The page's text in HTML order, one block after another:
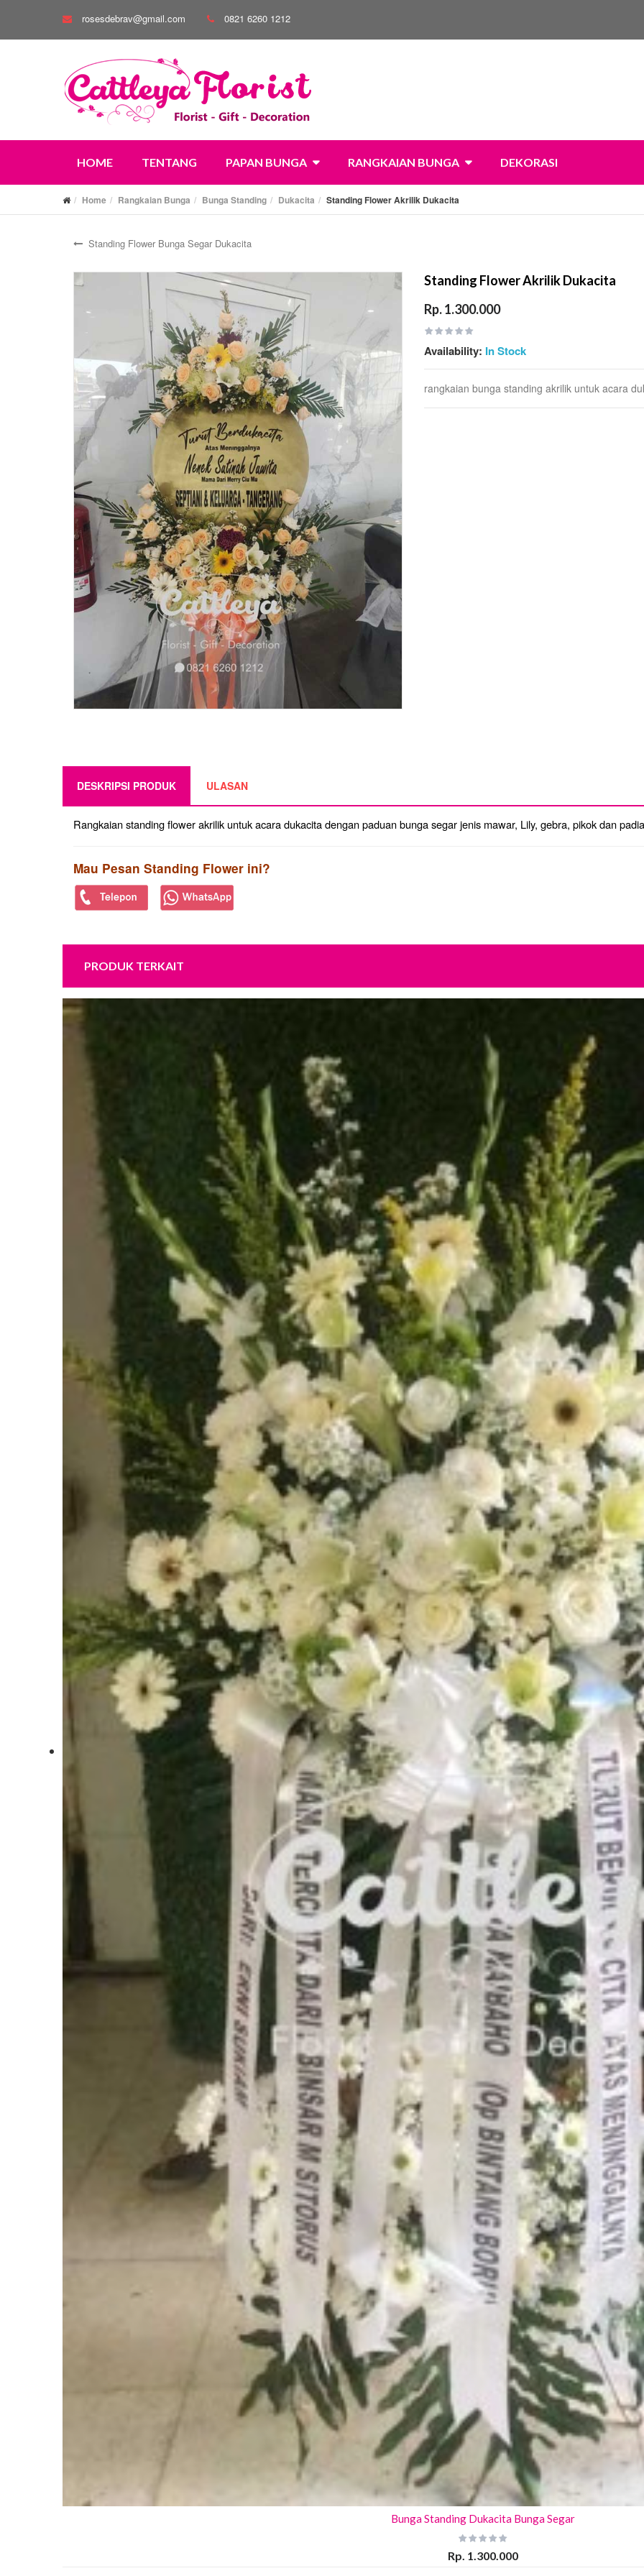
rosesdebrav@gmail.com 0821 6260 1212
HOME TENTANG PAPAN BUNGA RANGKAIAN BUNGA DEKORASI
Home Rangkaian Bunga Bunga Standing Dukacita Standing Flower Akrilik Dukacita
Standing Flower Bunga Segar Dukacita
Standing Flower Akrilik Dukacita
Rp. 1.300.000
Availability: In Stock
rangkaian bunga standing akrilik untuk acara
DESKRIPSI PRODUK ULASAN
Rangkaian standing flower akrilik untuk acara dukacita dengan paduan bunga segar jenis mawar, Lily, gebra, pikok dan
Mau Pesan Standing Flower ini?
PRODUK TERKAIT
Bunga Standing Dukacita Bunga Segar
Rp. 1.300.000